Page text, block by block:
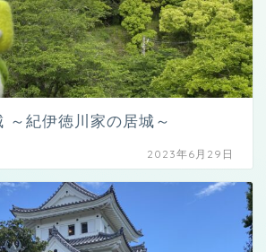
～紀伊徳川家の居城～
2023年6月29日